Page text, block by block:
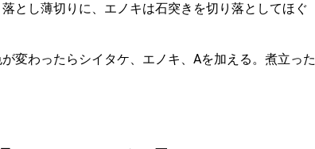
とし薄切りに、エノキは石突きを切り落としてほぐ
変わったらシイタケ、エノキ、Aを加える。煮立った